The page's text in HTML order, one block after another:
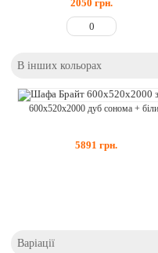
2050 грн.
В інших кольорах
600х520х2000 дуб сонома +
5891 грн.
Варіації